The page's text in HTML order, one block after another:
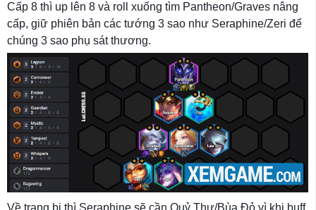
Cấp 8 thì up lên 8 và roll xuống tìm Pantheon/Graves nâng
cấp, giữ phiên bản các tướng 3 sao như Seraphine/Zeri để
chúng 3 sao phụ sát thương.